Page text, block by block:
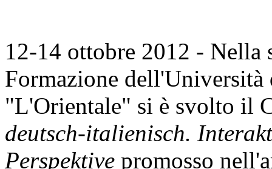
12-14 ottobre 2012 - Nella
Formazione
"L'Orientale" si è svolto il
deutsch-italienisch.
Perspektive promosso